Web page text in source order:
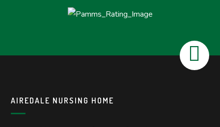
AIREDALE NURSING HOME